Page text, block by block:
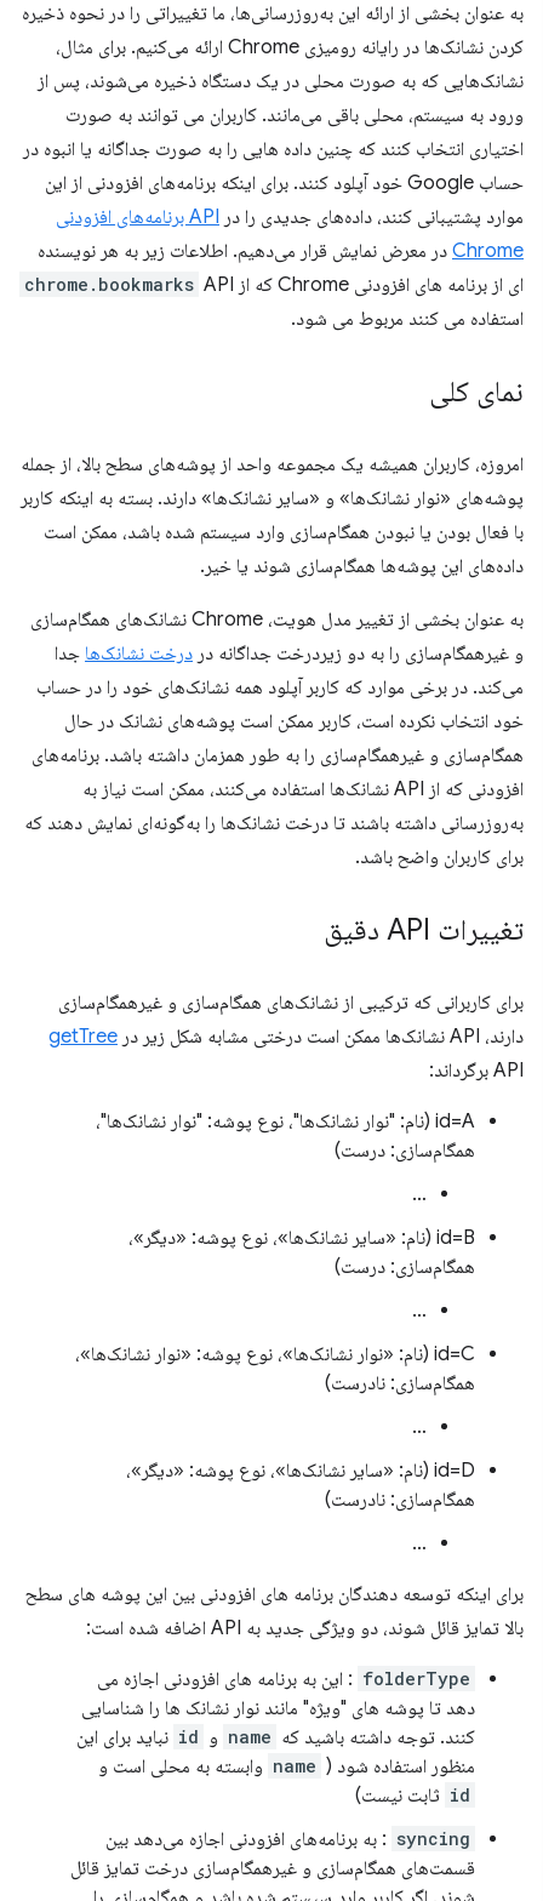
به عنوان بخشی از ارائه این به‌روزرسانی‌ها، ما تغییراتی را در نحوه ذخیره
کردن نشانک‌ها در رایانه رومیزی Chrome ارائه می‌کنیم. برای مثال،
نشانک‌هایی که به صورت محلی در یک دستگاه ذخیره می‌شوند، پس از
ورود به سیستم، محلی باقی می‌مانند. کاربران می توانند به صورت
اختیاری انتخاب کنند که چنین داده هایی را به صورت جداگانه یا انبوه در
حساب Google خود آپلود کنند. برای اینکه برنامه‌های افزودنی از این
موارد پشتیبانی کنند، داده‌های جدیدی را در
API برنامه‌های افزودنی
Chromeدر معرض نمایش قرار می‌دهیم. اطلاعات زیر به هر نویسنده
ای از برنامه های افزودنی Chrome که از
chrome.bookmarks API
استفاده می کنند مربوط می شود.
نمای کلی
امروزه، کاربران همیشه یک مجموعه واحد از پوشه‌های سطح بالا، از جمله
پوشه‌های «نوار نشانک‌ها» و «سایر نشانک‌ها» دارند. بسته به اینکه کاربر
با فعال بودن یا نبودن همگام‌سازی وارد سیستم شده باشد، ممکن است
داده‌های این پوشه‌ها همگام‌سازی شوند یا خیر.
به عنوان بخشی از تغییر مدل هویت، Chrome نشانک‌های همگام‌سازی
و غیرهمگام‌سازی را به دو زیردرخت جداگانه در درخت نشانک‌هاجدا
می‌کند. در برخی موارد که کاربر آپلود همه نشانک‌های خود را در حساب
خود انتخاب نکرده است، کاربر ممکن است پوشه‌های نشانک در حال
همگام‌سازی و غیرهمگام‌سازی را به طور همزمان داشته باشد. برنامه‌های
افزودنی که از API نشانک‌ها استفاده می‌کنند، ممکن است نیاز به
به‌روزرسانی داشته باشند تا درخت نشانک‌ها را به‌گونه‌ای نمایش دهند که
برای کاربران واضح باشد.
تغییرات API دقیق
برای کاربرانی که ترکیبی از نشانک‌های همگام‌سازی و غیرهمگام‌سازی
دارند، API نشانک‌ها ممکن است درختی مشابه شکل زیر در
getTree
API برگرداند:
id=A (نام: "نوار نشانک‌ها"، نوع پوشه: "نوار نشانک‌ها"،
همگام‌سازی: درست)
…
id=B (نام: «سایر نشانک‌ها»، نوع پوشه: «دیگر»،
همگام‌سازی: درست)
…
id=C (نام: «نوار نشانک‌ها»، نوع پوشه: «نوار نشانک‌ها»،
همگام‌سازی: نادرست)
…
id=D (نام: «سایر نشانک‌ها»، نوع پوشه: «دیگر»،
همگام‌سازی: نادرست)
…
برای اینکه توسعه دهندگان برنامه های افزودنی بین این پوشه های سطح
بالا تمایز قائل شوند، دو ویژگی جدید به API اضافه شده است:
folderType
: این به برنامه های افزودنی اجازه می
دهد تا پوشه های "ویژه" مانند نوار نشانک ها را شناسایی
کنند. توجه داشته باشید که name و id نباید برای این
منظور استفاده شود ( name وابسته به محلی است و
id ثابت نیست)
syncing
: به برنامه‌های افزودنی اجازه می‌دهد بین
قسمت‌های همگام‌سازی و غیرهمگام‌سازی درخت تمایز قائل